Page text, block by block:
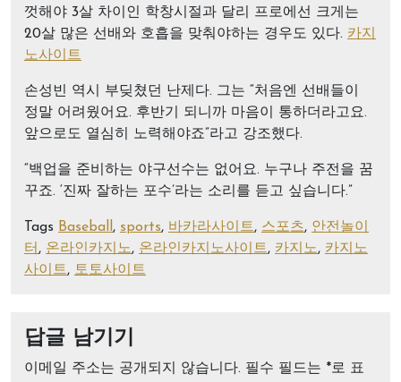
껏해야 3살 차이인 학창시절과 달리 프로에선 크게는
20살 많은 선배와 호흡을 맞춰야하는 경우도 있다. 카지
노사이트
손성빈 역시 부딪쳤던 난제다. 그는 “처음엔 선배들이
정말 어려웠어요. 후반기 되니까 마음이 통하더라고요.
앞으로도 열심히 노력해야죠”라고 강조했다.
“백업을 준비하는 야구선수는 없어요. 누구나 주전을 꿈
꾸죠. ‘진짜 잘하는 포수’라는 소리를 듣고 싶습니다.”
Tags Baseball, sports, 바카라사이트, 스포츠, 안전놀이
터, 온라인카지노, 온라인카지노사이트, 카지노, 카지노
사이트, 토토사이트
답글 남기기
이메일 주소는 공개되지 않습니다. 필수 필드는 *로 표